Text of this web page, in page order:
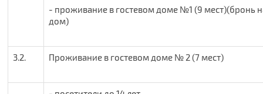
- проживание в гостевом доме №1 (9 мест)(бронь
дом)
3.2. Проживание в гостевом доме № 2 (7 мест)